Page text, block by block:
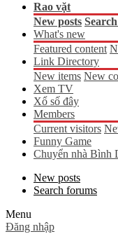
Rao vặt
New posts
What's new
Featured content
Link Directory
New items New
Xem TV
Xổ số đây
Members
Current visitors
Funny Game
Chuyển nhà Bình
New posts
Search forums
Menu
Đăng nhập